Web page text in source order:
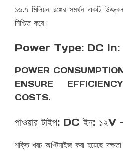
১৬.৭ মিলিয়ন রঙের সমর্থন একটি
নিশ্চিত করে।
Power Type: DC In:
POWER
ENSURE
COSTS.
পাওয়ার টাইপ: DC ইন: ১২V
শক্তি খরচ অপ্টিমাইজ করা হয়েছে